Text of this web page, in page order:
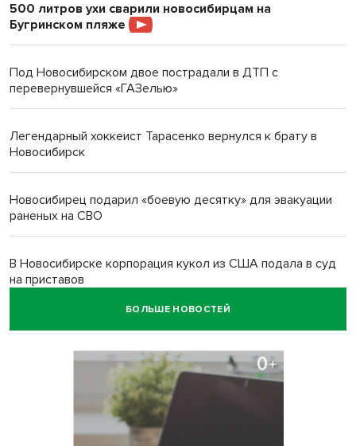
500 литров ухи сварили новосибирцам на
Бугринском пляже
Под Новосибирском двое пострадали в ДТП с
перевернувшейся «ГАЗелью»
Легендарный хоккеист Тарасенко вернулся к брату в
Новосибирск
Новосибирец подарил «боевую десятку» для эвакуации
раненых на СВО
В Новосибирске корпорация кукол из США подала в суд
на приставов
В Новосибирске минздрав объявил бесплатную
В Новосибирске врачи прооперировали 25 тысяч
пациентов с катарактой
БОЛЬШЕ НОВОСТЕЙ